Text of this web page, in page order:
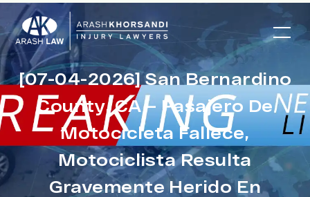
[07-04-2026] San Bernardino
County, CA – Pasajero De
Motocicleta Fallece,
Motociclista Resulta
Gravemente Herido En